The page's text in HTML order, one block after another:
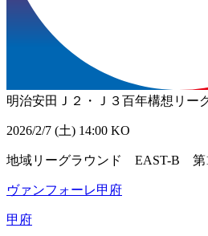
明治安田Ｊ２・Ｊ３百年構想リー
2026/2/7 (土) 14:00 KO
地域リーグラウンド EAST-B 第
ヴァンフォーレ甲府
甲府